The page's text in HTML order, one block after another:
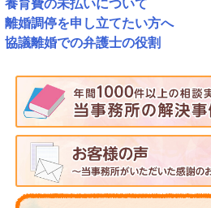
養育費の未払いについて
離婚調停を申し立てたい方へ
協議離婚での弁護士の役割